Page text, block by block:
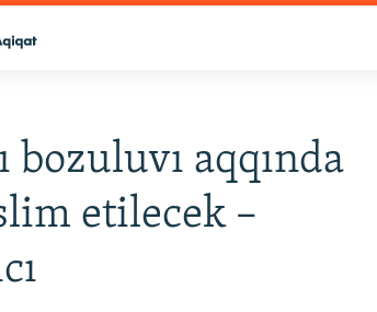
bozuluvı aqqında
etilecek –